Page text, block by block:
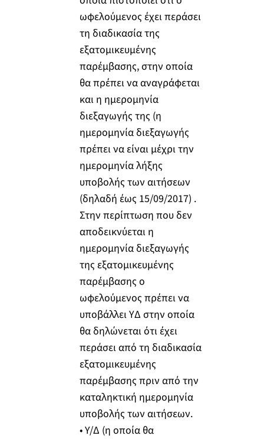
ωφελούμενος έχει περάσει
τη διαδικασία της
εξατομικευμένης
παρέμβασης, στην οποία
θα πρέπει να αναγράφεται
και η ημερομηνία
διεξαγωγής της (η
ημερομηνία διεξαγωγής
πρέπει να είναι μέχρι την
ημερομηνία λήξης
υποβολής των αιτήσεων
(δηλαδή έως 15/09/2017) .
Στην περίπτωση που δεν
αποδεικνύεται η
ημερομηνία διεξαγωγής
της εξατομικευμένης
παρέμβασης ο
ωφελούμενος πρέπει να
υποβάλλει ΥΔ στην οποία
θα δηλώνεται ότι έχει
περάσει από τη διαδικασία
εξατομικευμένης
παρέμβασης πριν από την
καταληκτική ημερομηνία
υποβολής των αιτήσεων.
• Υ/Δ (η οποία θα